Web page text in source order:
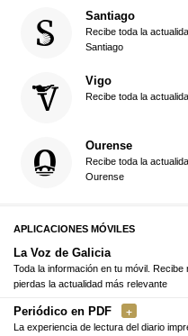
Santiago
Recibe toda la
Santiago
Vigo
Recibe toda la
Ourense
Recibe toda la
Ourense
APLICACIONES MÓVILES
La Voz de Galicia
Toda la información en tu móvil. Recibe
pierdas la actualidad más relevante
Periódico en PDF
La experiencia de lectura del diario